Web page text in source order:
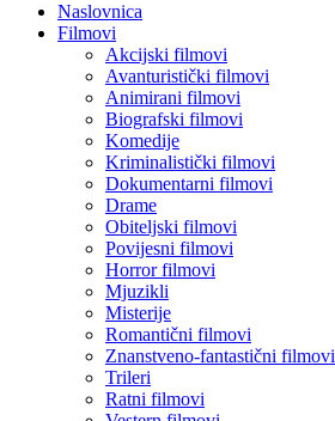
Naslovnica
Filmovi
Akcijski filmovi
Avanturistički filmovi
Animirani filmovi
Biografski filmovi
Komedije
Kriminalistički filmovi
Dokumentarni filmovi
Drame
Obiteljski filmovi
Povijesni filmovi
Horror filmovi
Mjuzikli
Misterije
Romantični filmovi
Znanstveno-fantastični filmovi
Trileri
Ratni filmovi